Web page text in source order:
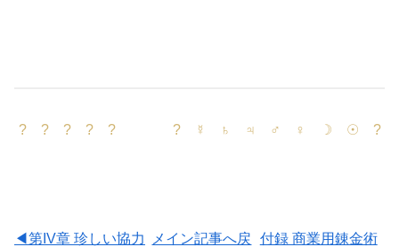
? ? ? ? ? ? ☿ ♄ ♃ ♂ ♀ ☽ ☉ ?
◀第IV章 珍しい協力
メイン記事へ戻
付録 商業用錬金術